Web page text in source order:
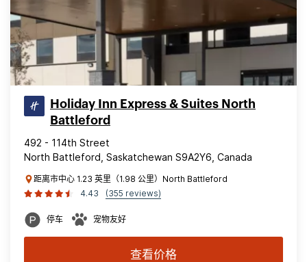
Holiday Inn Express & Suites North
Battleford
492 - 114th Street
North Battleford, Saskatchewan S9A2Y6, Canada
距离市中心 1.23 英里（1.98 公里）North Battleford
4.43
(355 reviews)
停车 宠物友好
查看价格